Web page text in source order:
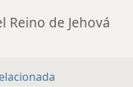
Reino de Jehová